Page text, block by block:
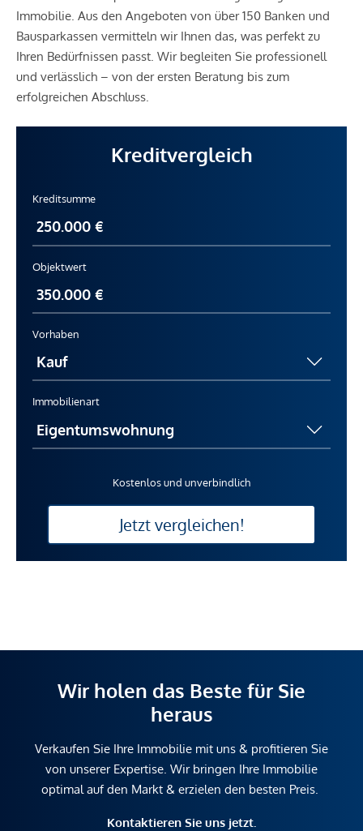
Immobilie. Aus den Angeboten von über 150 Banken und
Bausparkassen vermitteln wir Ihnen das, was perfekt zu
Ihren Bedürfnissen passt. Wir begleiten Sie professionell
und verlässlich – von der ersten Beratung bis zum
erfolgreichen Abschluss.
Kreditvergleich
Kreditsumme
Objektwert
Vorhaben
Immobilienart
Kostenlos und unverbindlich
Jetzt vergleichen!
Wir holen das Beste für Sie
heraus
Verkaufen Sie Ihre Immobilie mit uns & profitieren Sie
von unserer Expertise. Wir bringen Ihre Immobilie
optimal auf den Markt & erzielen den besten Preis.
Kontaktieren Sie uns jetzt.